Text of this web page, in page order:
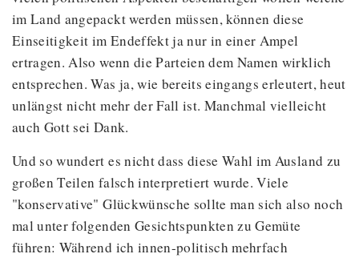
im Land angepackt werden müssen, können diese
Einseitigkeit im Endeffekt ja nur in einer Ampel
ertragen. Also wenn die Parteien dem Namen wirklich
entsprechen. Was ja, wie bereits eingangs erleutert, heut
unlängst nicht mehr der Fall ist. Manchmal vielleicht
auch Gott sei Dank.
Und so wundert es nicht dass diese Wahl im Ausland zu
großen Teilen falsch interpretiert wurde. Viele
"konservative" Glückwünsche sollte man sich also noch
mal unter folgenden Gesichtspunkten zu Gemüte
führen: Während ich innen-politisch mehrfach